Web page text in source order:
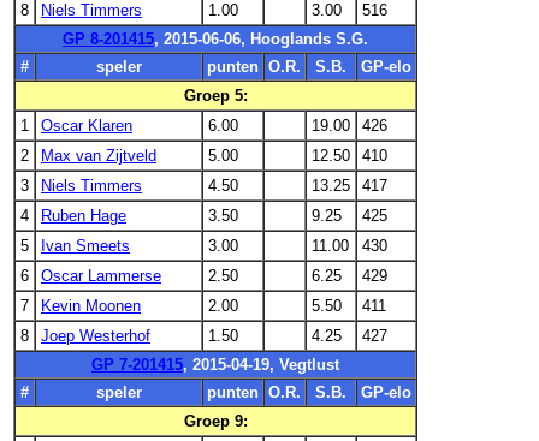
8
Niels Timmers 1.00 3.00
516
GP 8-201415, 2015-06-06, Hooglands S.G.
#
speler punten O.R. S.B.
GP-elo
Groep 5:
1
Oscar Klaren 6.00 19.00
426
2
Max van Zijtveld 5.00 12.50
410
3
Niels Timmers 4.50 13.25
417
4
Ruben Hage 3.50 9.25
425
5
Ivan Smeets 3.00 11.00
430
6
Oscar Lammerse 2.50 6.25
429
7
Kevin Moonen 2.00 5.50
411
8
Joep Westerhof 1.50 4.25
427
GP 7-201415, 2015-04-19, Vegtlust
#
speler punten O.R. S.B.
GP-elo
Groep 9: